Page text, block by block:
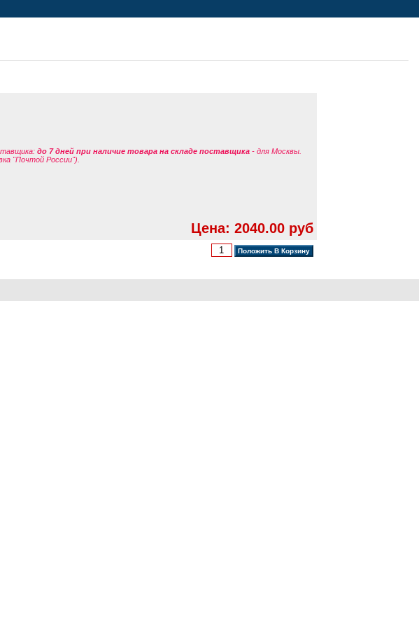
: до 7 дней при наличие товара на складе поставщика - для Москвы.
"Почтой России").
Цена: 2040.00 руб